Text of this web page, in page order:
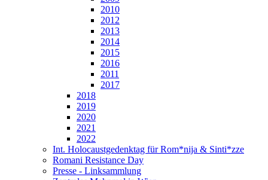
2010
2012
2013
2014
2015
2016
2011
2017
2018
2019
2020
2021
2022
Int. Holocaustgedenktag für Rom*nija & Sinti*zze
Romani Resistance Day
Presse - Linksammlung